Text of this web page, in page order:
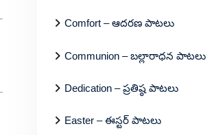
Comfort – ఆదరణ పాటలు
Communion – బల్లారాధన పాటలు
Dedication – ప్రతిష్ఠ పాటలు
Easter – ఈస్టర్ పాటలు